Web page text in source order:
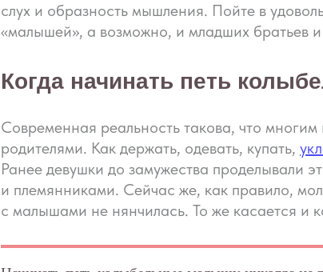
слух и образность мышления. Пойте в
«малышей», а возможно, и младших братьев и
Когда начинать петь
Современная реальность такова, что
родителями. Как держать, одевать, купать,
Ранее девушки до замужества проделывали
и племянниками. Сейчас же, как правило,
с малышами не нянчилась. То же касается и